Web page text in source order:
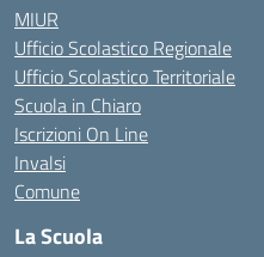
MIUR
Ufficio Scolastico Regionale
Ufficio Scolastico Territoriale
Scuola in Chiaro
Iscrizioni On Line
Invalsi
Comune
La Scuola